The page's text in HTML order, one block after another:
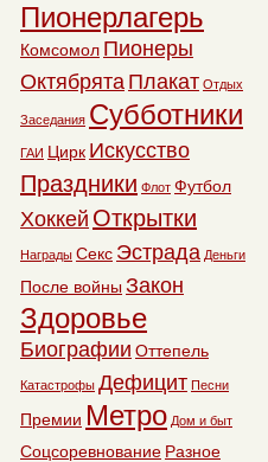
Пионерлагерь
Комсомол Пионеры
Октябрята Плакат Отдых
Заседания Субботники
ГАИ Цирк Искусство
Праздники Флот Футбол
Хоккей Открытки
Награды Секс Эстрада Деньги
После войны Закон
Здоровье
Биографии Оттепель
Катастрофы Дефицит Песни
Премии Метро Дом и быт
Соцсоревнование Разное